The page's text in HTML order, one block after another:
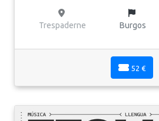
Trespaderne Burgos
52 €